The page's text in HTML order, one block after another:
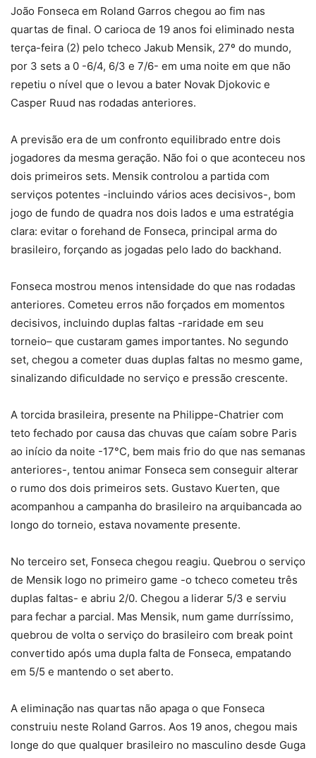
João Fonseca em Roland Garros chegou ao fim nas
quartas de final. O carioca de 19 anos foi eliminado nesta
terça-feira (2) pelo tcheco Jakub Mensik, 27º do mundo,
por 3 sets a 0 -6/4, 6/3 e 7/6- em uma noite em que não
repetiu o nível que o levou a bater Novak Djokovic e
Casper Ruud nas rodadas anteriores.
A previsão era de um confronto equilibrado entre dois
jogadores da mesma geração. Não foi o que aconteceu nos
dois primeiros sets. Mensik controlou a partida com
serviços potentes -incluindo vários aces decisivos-, bom
jogo de fundo de quadra nos dois lados e uma estratégia
clara: evitar o forehand de Fonseca, principal arma do
brasileiro, forçando as jogadas pelo lado do backhand.
Fonseca mostrou menos intensidade do que nas rodadas
anteriores. Cometeu erros não forçados em momentos
decisivos, incluindo duplas faltas -raridade em seu
torneio– que custaram games importantes. No segundo
set, chegou a cometer duas duplas faltas no mesmo game,
sinalizando dificuldade no serviço e pressão crescente.
A torcida brasileira, presente na Philippe-Chatrier com
teto fechado por causa das chuvas que caíam sobre Paris
ao início da noite -17°C, bem mais frio do que nas semanas
anteriores-, tentou animar Fonseca sem conseguir alterar
o rumo dos dois primeiros sets. Gustavo Kuerten, que
acompanhou a campanha do brasileiro na arquibancada ao
longo do torneio, estava novamente presente.
No terceiro set, Fonseca chegou reagiu. Quebrou o serviço
de Mensik logo no primeiro game -o tcheco cometeu três
duplas faltas- e abriu 2/0. Chegou a liderar 5/3 e serviu
para fechar a parcial. Mas Mensik, num game durríssimo,
quebrou de volta o serviço do brasileiro com break point
convertido após uma dupla falta de Fonseca, empatando
em 5/5 e mantendo o set aberto.
A eliminação nas quartas não apaga o que Fonseca
construiu neste Roland Garros. Aos 19 anos, chegou mais
longe do que qualquer brasileiro no masculino desde Guga